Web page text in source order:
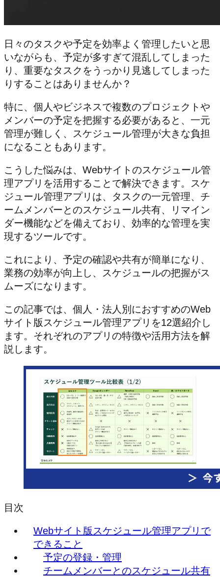
日々のタスクや予定を効率よく管理したいと思
いながらも、予定が多すぎて混乱してしまった
り、重要なタスクをうっかり見逃してしまった
りすることはありませんか？
特に、個人やビジネスで複数のプロジェクトや
メンバーの予定を把握する必要があると、一元
管理が難しく、スケジュール管理が大きな負担
になることもあります。
こうした悩みは、Webサイトのスケジュール管
理アプリを活用することで解決できます。スケ
ジュール管理アプリは、タスクの一元管理、チ
ームメンバーとのスケジュール共有、リマイン
ダー機能などを備えており、効率的な管理を実
現するツールです。
これにより、予定の確認や共有が簡単になり、
業務の効率が向上し、スケジュールの把握がス
ムーズになります。
この記事では、個人・法人別におすすめのWeb
サイト版スケジュール管理アプリを12選紹介し
ます。それぞれのアプリの特徴や活用方法を解
説します。
目次
Webサイト版スケジュール管理アプリで
できること
予定の登録・管理
チームメンバーとのスケジュール共有